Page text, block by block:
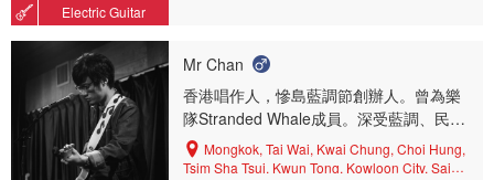
Electric Guitar
學校結他樂團團
Mr Chan
香港唱作人，慘島藍調節創辦人。曾為樂
隊Stranded Whale成員。深受藍調、民謠
與靈魂音樂影響，打造出他內斂及溫馨的
音樂。2017年，Tomii自監、自錄、自資，
Mongkok, Tai Wai, Kwai Chung, Choi Hung,
Tsim Sha Tsui, Kwun Tong, Kowloon City, Sai